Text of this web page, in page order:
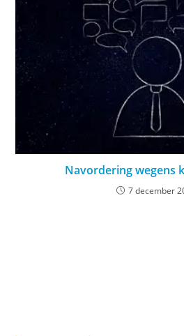
Navordering wegens
7 december